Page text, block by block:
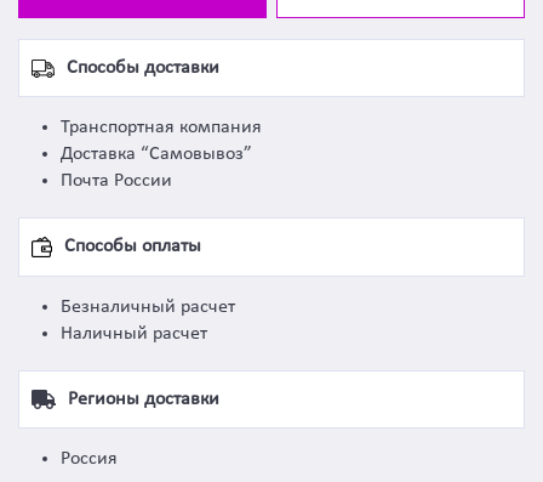
Способы доставки
Транспортная компания
Доставка “Самовывоз”
Почта России
Способы оплаты
Безналичный расчет
Наличный расчет
Регионы доставки
Россия